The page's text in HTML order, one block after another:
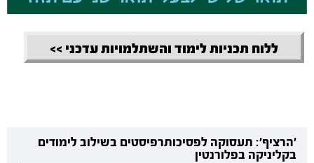
ללוח תכניות לימוד והשתלמויות עדכני >>
'הרציף': תעסוקה לפסיכותרפיסטים בשילוב לימודים
בקליניקה בפלורנטין